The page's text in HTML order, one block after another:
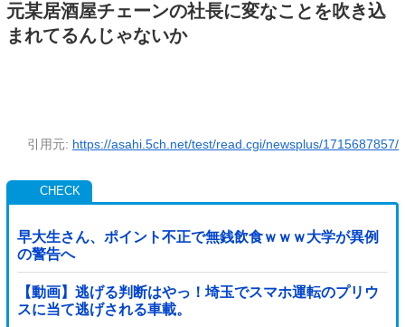
元某居酒屋チェーンの社長に変なことを吹き込
まれてるんじゃないか
引用元: https://asahi.5ch.net/test/read.cgi/newsplus/1715687857/
早大生さん、ポイント不正で無銭飲食ｗｗｗ大学が異例
の警告へ
【動画】逃げる判断はやっ！埼玉でスマホ運転のプリウ
スに当て逃げされる車載。